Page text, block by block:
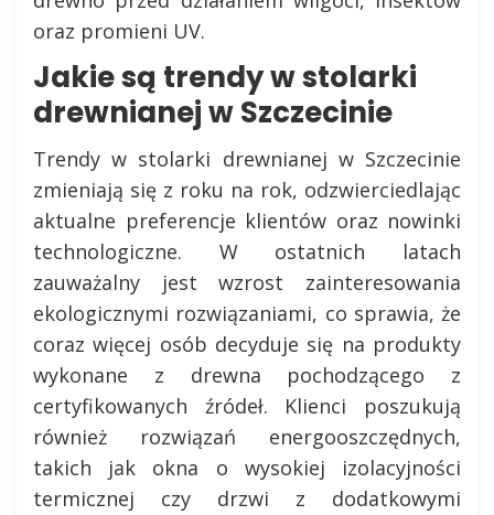
oraz promieni UV.
Jakie są trendy w stolarki
drewnianej w Szczecinie
Trendy w stolarki drewnianej w Szczecinie
zmieniają się z roku na rok, odzwierciedlając
aktualne preferencje klientów oraz nowinki
technologiczne. W ostatnich latach
zauważalny jest wzrost zainteresowania
ekologicznymi rozwiązaniami, co sprawia, że
coraz więcej osób decyduje się na produkty
wykonane z drewna pochodzącego z
certyfikowanych źródeł. Klienci poszukują
również rozwiązań energooszczędnych,
takich jak okna o wysokiej izolacyjności
termicznej czy drzwi z dodatkowymi